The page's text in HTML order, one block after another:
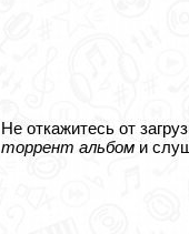
Не откажитесь от
торрент альбом и